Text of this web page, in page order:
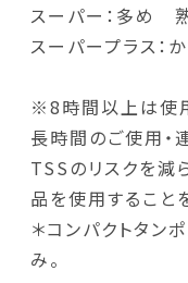
スーパー：多め
スーパープラス
※8時間以上は使
長時間のご使用・
TSSのリスクを減
品を使用すること
＊コンパクトタン
み。